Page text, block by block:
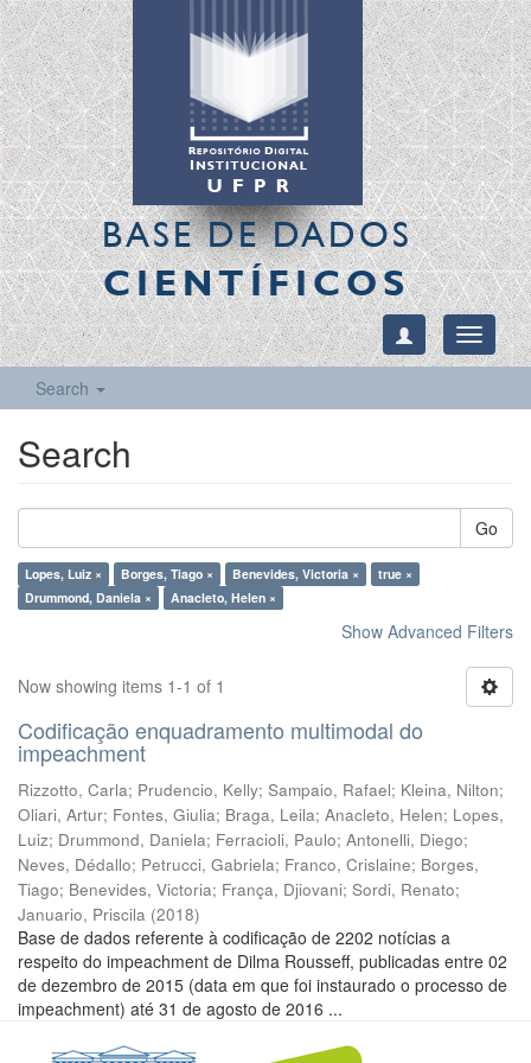
BASE DE DADOS
CIENTÍFICOS
Toggle
Search
Search
Go
Lopes, Luiz × Borges, Tiago × Benevides, Victoria ×
true ×
Drummond, Daniela ×
Anacleto, Helen ×
Show Advanced Filters
Now showing items 1-1 of 1
Codificação enquadramento multimodal do
impeachment
Rizzotto, Carla; Prudencio, Kelly; Sampaio, Rafael; Kleina, Nilton;
Oliari, Artur; Fontes, Giulia; Braga, Leila; Anacleto, Helen; Lopes,
Luiz; Drummond, Daniela; Ferracioli, Paulo; Antonelli, Diego;
Neves, Dédallo; Petrucci, Gabriela; Franco, Crislaine; Borges,
Tiago; Benevides, Victoria; França, Djiovani; Sordi, Renato;
Januario, Priscila (2018)
Base de dados referente à codificação de 2202 notícias a
respeito do impeachment de Dilma Rousseff, publicadas entre 02
de dezembro de 2015 (data em que foi instaurado o processo de
impeachment) até 31 de agosto de 2016 ...